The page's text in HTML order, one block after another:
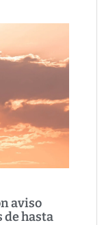
aviso
de hasta